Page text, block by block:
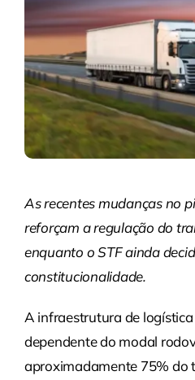
As recentes mudanças no
reforçam a regulação do
enquanto o STF ainda
constitucionalidade.
A infraestrutura de
dependente do modal
aproximadamente 75% do